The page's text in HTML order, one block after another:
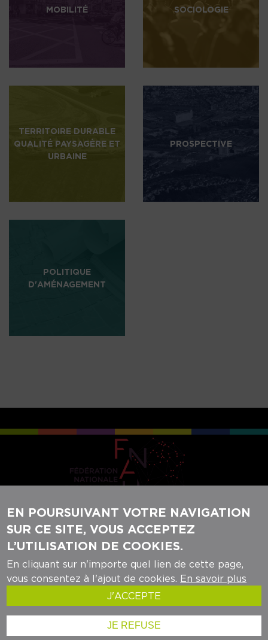
MOBILITÉ SOCIOLOGIE
TERRITOIRE DURABLE
QUALITÉ PAYSAGÈRE ET
URBAINE
PROSPECTIVE
POLITIQUE
D'AMÉNAGEMENT
REJOIGNEZ-NOUS SUR NOS RÉSEAUX
SOCIAUX :
Mentions légales- ©audrr - 2024
EN POURSUIVANT VOTRE NAVIGATION
SUR CE SITE, VOUS ACCEPTEZ
L’UTILISATION DE COOKIES.
En cliquant sur n'importe quel lien de cette page,
vous consentez à l'ajout de cookies. En savoir plus
J'ACCEPTE
JE REFUSE